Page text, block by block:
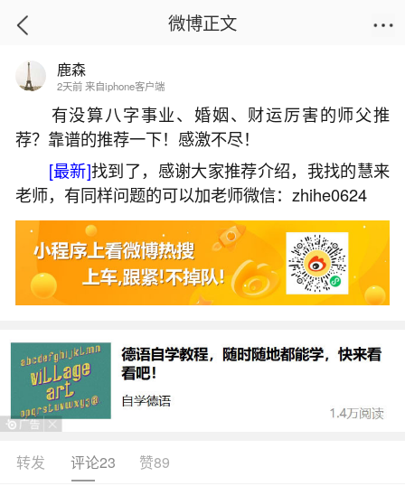
首页
1940年属龙2026年运势及运
2026-05-29 18:09:43 2 7 赞
生活中像1940年属龙2026年运势及运都是很常
微博正文
鹿森
2天前 来自iphone客户端
有没算八字事业、婚姻、财运厉害的师父推
荐？靠谱的推荐一下！感激不尽！
[最新]找到了，感谢大家推荐介绍，我找的慧来
老师，有同样问题的可以加老师微信：zhihe0624
转发 评论23 赞89